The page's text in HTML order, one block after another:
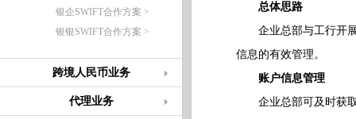
银企SWIFT合作方案 >
银银SWIFT合作方案 >
跨境人民币业务
代理业务
总体思路
企业总部与工行开展
信息的有效管理。
账户信息管理
企业总部可及时获取